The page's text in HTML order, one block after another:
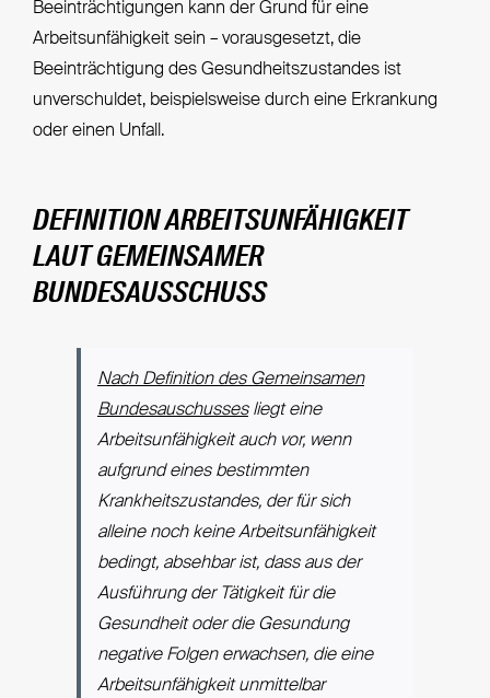
Beeinträchtigungen kann der Grund für eine
Arbeitsunfähigkeit sein – vorausgesetzt, die
Beeinträchtigung des Gesundheitszustandes ist
unverschuldet, beispielsweise durch eine Erkrankung
oder einen Unfall.
DEFINITION ARBEITSUNFÄHIGKEIT
LAUT GEMEINSAMER
BUNDESAUSSCHUSS
Nach Definition des Gemeinsamen
Bundesauschussesliegt eine
Arbeitsunfähigkeit auch vor, wenn
aufgrund eines bestimmten
Krankheitszustandes, der für sich
alleine noch keine Arbeitsunfähigkeit
bedingt, absehbar ist, dass aus der
Ausführung der Tätigkeit für die
Gesundheit oder die Gesundung
negative Folgen erwachsen, die eine
Arbeitsunfähigkeit unmittelbar